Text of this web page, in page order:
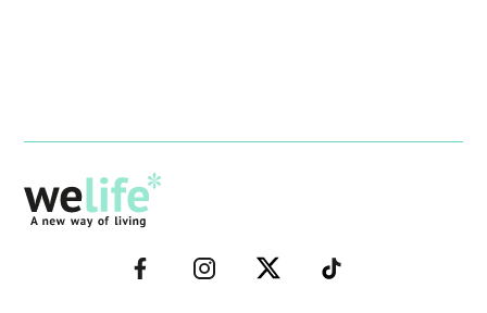
–
FACEBOOK–
–
INSTAGRAM–
–
TWITTER–
–
WELIFE–